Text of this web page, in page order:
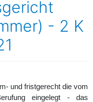
- 2 K
und fristgerecht die vom
eingelegt - das